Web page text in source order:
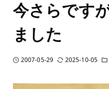
今さらです
ました
2007-05-29 2025-10-05